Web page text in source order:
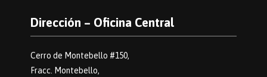
Dirección – Oficina Central
Cerro de Montebello #150,
Fracc. Montebello,